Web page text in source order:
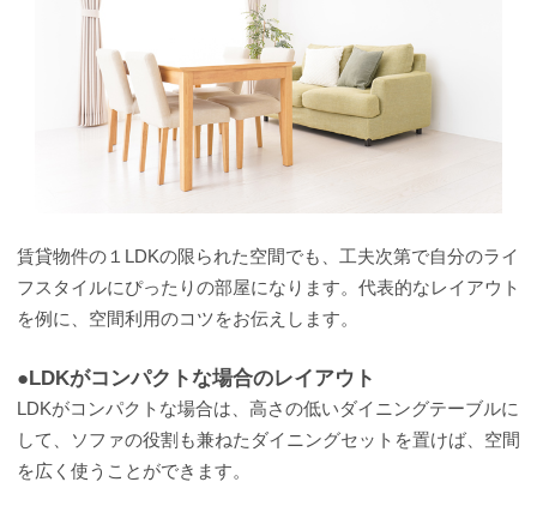
賃貸物件の１LDKの限られた空間でも、工夫次第で自分のライ
フスタイルにぴったりの部屋になります。代表的なレイアウト
を例に、空間利用のコツをお伝えします。
●LDKがコンパクトな場合のレイアウト
LDKがコンパクトな場合は、高さの低いダイニングテーブルに
して、ソファの役割も兼ねたダイニングセットを置けば、空間
を広く使うことができます。